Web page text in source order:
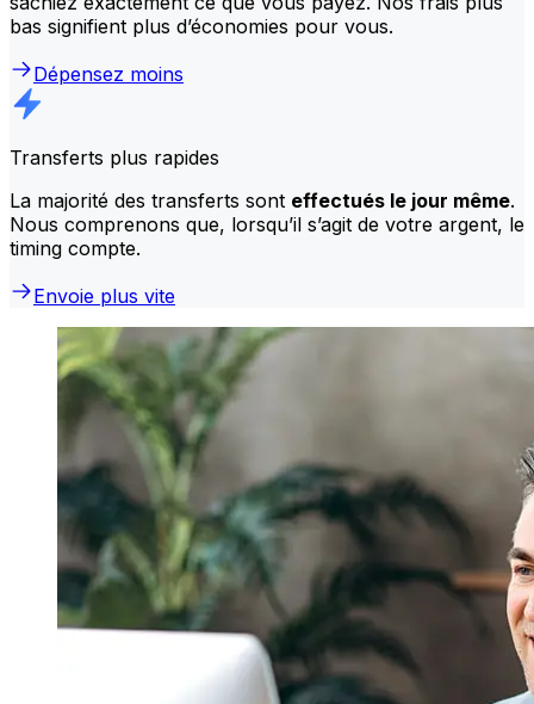
bas signifient plus d’économies pour vous.
Dépensez moins
Transferts plus rapides
La majorité des transferts sont effectués le jour même.
Nous comprenons que, lorsqu’il s’agit de votre argent, le
timing compte.
Envoie plus vite